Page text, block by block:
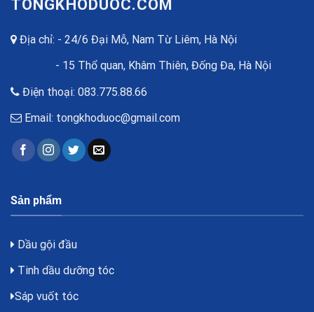
TONGKHODUOC.COM
Địa chỉ: - 24/6 Đại Mỗ, Nam Từ Liêm, Hà Nội
- 15 Thổ quan, Khâm Thiên, Đống Đa, Hà Nội
Điện thoại: 083.775.88.66
Email: tongkhoduoc@gmail.com
Sản phẩm
Dầu gội đầu
Tinh dầu dưỡng tóc
Sáp vuốt tóc